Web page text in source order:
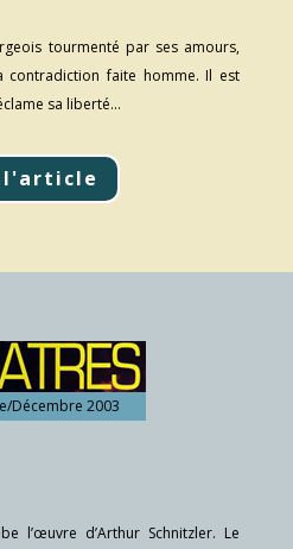
tourmenté par ses amours,
contradiction faite homme. Il est
sa liberté…
Décembre 2003
l’œuvre d’Arthur Schnitzler. Le